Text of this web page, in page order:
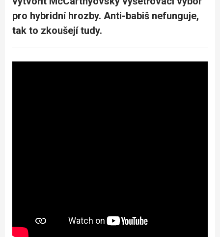
pro hybridní hrozby. Anti-babiš nefunguje,
tak to zkoušejí tudy.